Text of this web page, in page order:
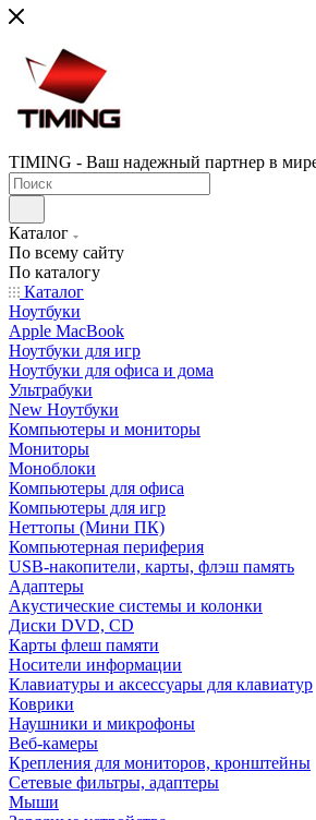
TIMING - Ваш надежный партнер в
Каталог
По всему сайту
По каталогу
Каталог
Ноутбуки
Apple MacBook
Ноутбуки для игр
Ноутбуки для офиса и дома
Ультрабуки
New Ноутбуки
Компьютеры и мониторы
Мониторы
Моноблоки
Компьютеры для офиса
Компьютеры для игр
Неттопы (Мини ПК)
Компьютерная периферия
USB-накопители, карты, флэш память
Адаптеры
Акустические системы и колонки
Диски DVD, CD
Карты флеш памяти
Носители информации
Клавиатуры и аксессуары для клавиатур
Коврики
Наушники и микрофоны
Веб-камеры
Крепления для мониторов, кронштейны
Сетевые фильтры, адаптеры
Мыши